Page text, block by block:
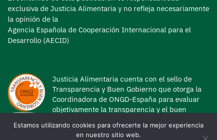
exclusiva de Justicia Alimentaria y no refleja necesariamente
la opinión de la
Agencia Española de Cooperación Internacional para el
Desarrollo (AECID)
Justicia Alimentaria cuenta con el sello de
Transparencia y Buen Gobierno que otorga la
Coordinadora de ONGD-España para evaluar
objetivamente la transparencia y el buen
Estamos utilizando cookies para ofrecerte la mejor experiencia
en nuestro sitio web.